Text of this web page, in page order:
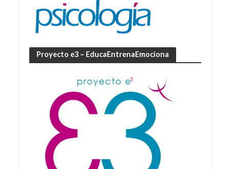
Proyecto e3 – EducaEntrenaEmociona